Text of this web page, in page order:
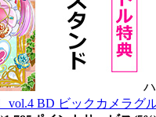
ハ
vol.4 BD ビックカメラグ